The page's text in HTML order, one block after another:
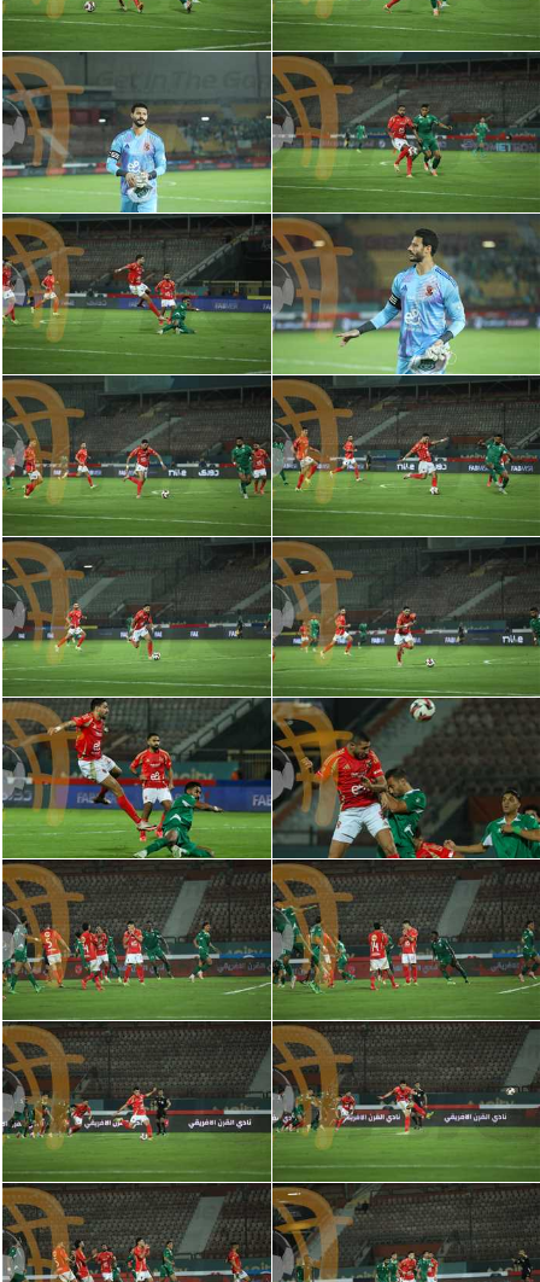
الكرة الأوروبية
الكرة الإفريقية
منتخب مصر
سعودي في الجول
الدوري الإنجليزي
الدوري الإسباني
دوري أبطال أوروبا
القسم الثاني
رياضات أخرى
أمم إفريقيا
كرة السلة الأمريكية
كرة سلة
كرة يد
كرة طائرة
الوطن العربي
في المونديال
رياضة نسائية
آسيا
أمريكا
ركن الألعاب
أقسام خاصة
Gamers
ميركاتو
تقرير في الجول
تحليل في الجول